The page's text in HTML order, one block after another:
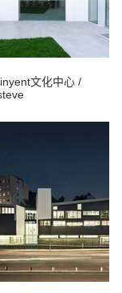
文化中心 /